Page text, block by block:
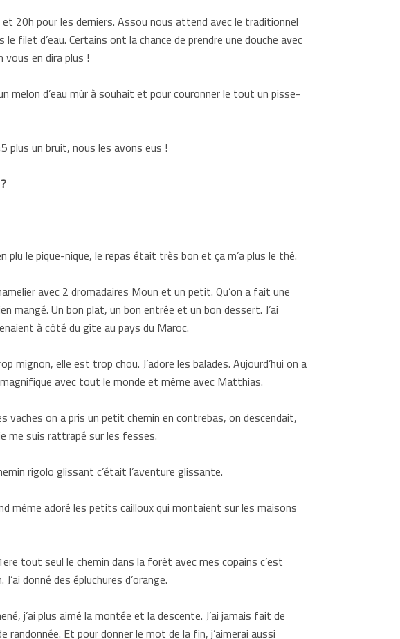
et 20h pour les derniers. Assou nous attend avec le traditionnel
d’eau. Certains ont la chance de prendre une douche avec
en dira plus !
melon d’eau mûr à souhait et pour couronner le tout un pisse-
plus un bruit, nous les avons eus !
plu le pique-nique, le repas était très bon et ça m’a plus le thé.
avec 2 dromadaires Moun et un petit. Qu’on a fait une
mangé. Un bon plat, un bon entrée et un bon dessert. J’ai
à côté du gîte au pays du Maroc.
mignon, elle est trop chou. J’adore les balades. Aujourd’hui on a
magnifique avec tout le monde et même avec Matthias.
vaches on a pris un petit chemin en contrebas, on descendait,
me suis rattrapé sur les fesses.
rigolo glissant c’était l’aventure glissante.
même adoré les petits cailloux qui montaient sur les maisons
tout seul le chemin dans la forêt avec mes copains c’est
donné des épluchures d’orange.
j’ai plus aimé la montée et la descente. J’ai jamais fait de
Et pour donner le mot de la fin, j’aimerai aussi